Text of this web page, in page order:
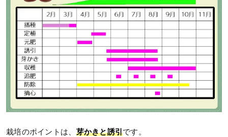
栽培のポイントは、 芽かきと誘引です。